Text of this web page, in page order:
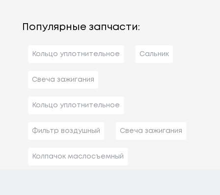
Популярные запчасти:
Кольцо уплотнительное Сальник
Свеча зажигания
Кольцо уплотнительное
Фильтр воздушный Свеча зажигания
Колпачок маслосъемный